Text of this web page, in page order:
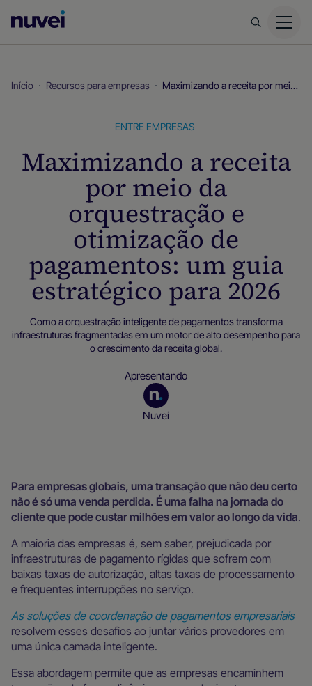
inicial
Início Recursos para empresas Maximizando a receita por meio da orquestração e otimização de pagamentos: um guia estratégico para 2026
ENTRE EMPRESAS
Maximizando a receita
por meio da
orquestração e
otimização de
pagamentos: um guia
estratégico para 2026
Como a orquestração inteligente de pagamentos transforma
infraestruturas fragmentadas em um motor de alto desempenho para
o crescimento da receita global.
Apresentando
Nuvei
Para empresas globais, uma transação que não deu certo
não é só uma venda perdida. É uma falha na jornada do
cliente que pode custar milhões em valor ao longo da vida.
A maioria das empresas é, sem saber, prejudicada por
infraestruturas de pagamento rígidas que sofrem com
baixas taxas de autorização, altas taxas de processamento
e frequentes interrupções no serviço.
As soluções de coordenação de pagamentos empresariais
resolvem esses desafios ao juntar vários provedores em
uma única camada inteligente.
Essa abordagem permite que as empresas encaminhem